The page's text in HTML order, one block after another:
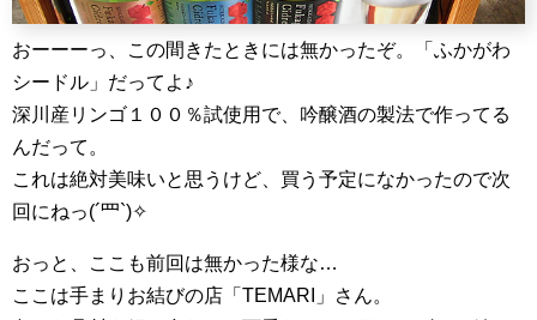
おーーーっ、この間きたときには無かったぞ。「ふかがわ
シードル」だってよ♪
深川産リンゴ１００％試使用で、吟醸酒の製法で作ってる
んだって。
これは絶対美味いと思うけど、買う予定になかったので次
回にねっ(´罒`)✧
おっと、ここも前回は無かった様な…
ここは手まりお結びの店「TEMARI」さん。